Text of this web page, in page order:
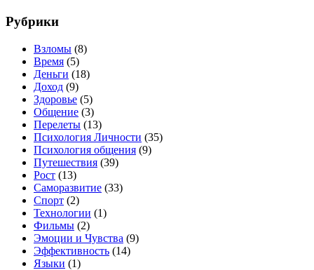
Рубрики
Взломы (8)
Время (5)
Деньги (18)
Доход (9)
Здоровье (5)
Общение (3)
Перелеты (13)
Психология Личности (35)
Психология общения (9)
Путешествия (39)
Рост (13)
Саморазвитие (33)
Спорт (2)
Технологии (1)
Фильмы (2)
Эмоции и Чувства (9)
Эффективность (14)
Языки (1)